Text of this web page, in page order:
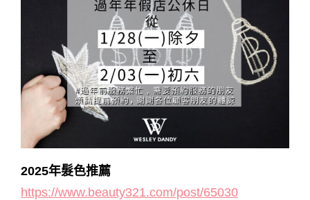
2025年髮色推薦
https://www.beauty321.com/post/65030